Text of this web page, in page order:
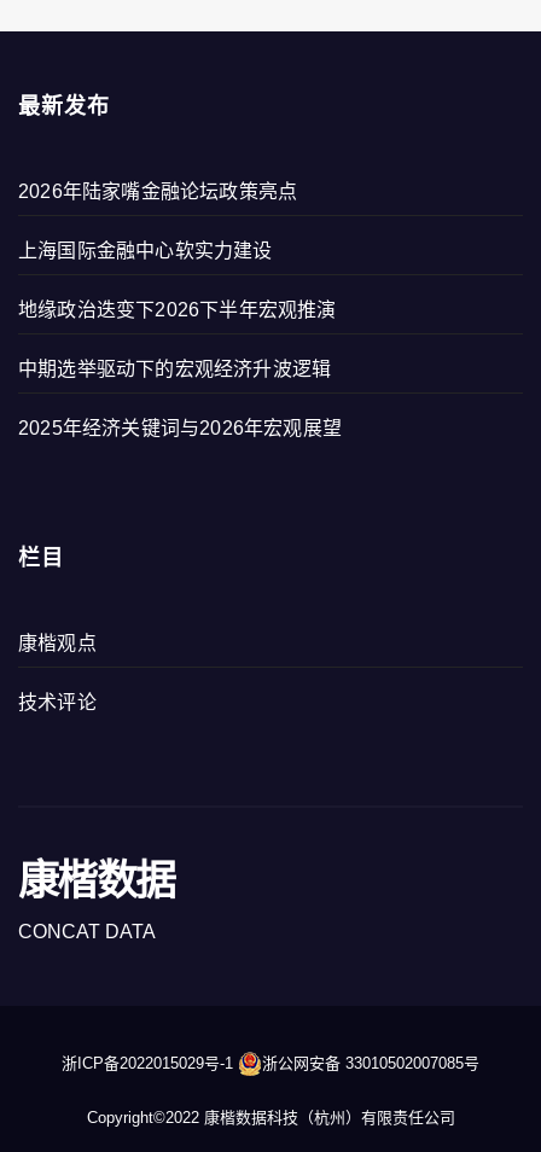
最新发布
2026年陆家嘴金融论坛政策亮点
上海国际金融中心软实力建设
地缘政治迭变下2026下半年宏观推演
中期选举驱动下的宏观经济升波逻辑
2025年经济关键词与2026年宏观展望
栏目
康楷观点
技术评论
康楷数据
CONCAT DATA
浙ICP备2022015029号-1 浙公网安备 33010502007085号
Copyright©2022 康楷数据科技（杭州）有限责任公司